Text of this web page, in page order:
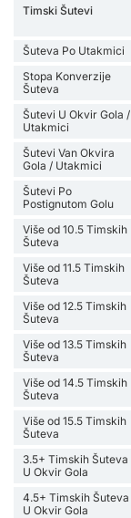
Timski Šutevi
Šuteva Po Utakmici
Stopa Konverzije
Šuteva
Šutevi U Okvir Gola /
Utakmici
Šutevi Van Okvira
Gola / Utakmici
Šutevi Po
Postignutom Golu
Više od 10.5 Timskih
Šuteva
Više od 11.5 Timskih
Šuteva
Više od 12.5 Timskih
Šuteva
Više od 13.5 Timskih
Šuteva
Više od 14.5 Timskih
Šuteva
Više od 15.5 Timskih
Šuteva
3.5+ Timskih Šuteva
U Okvir Gola
4.5+ Timskih Šuteva
U Okvir Gola